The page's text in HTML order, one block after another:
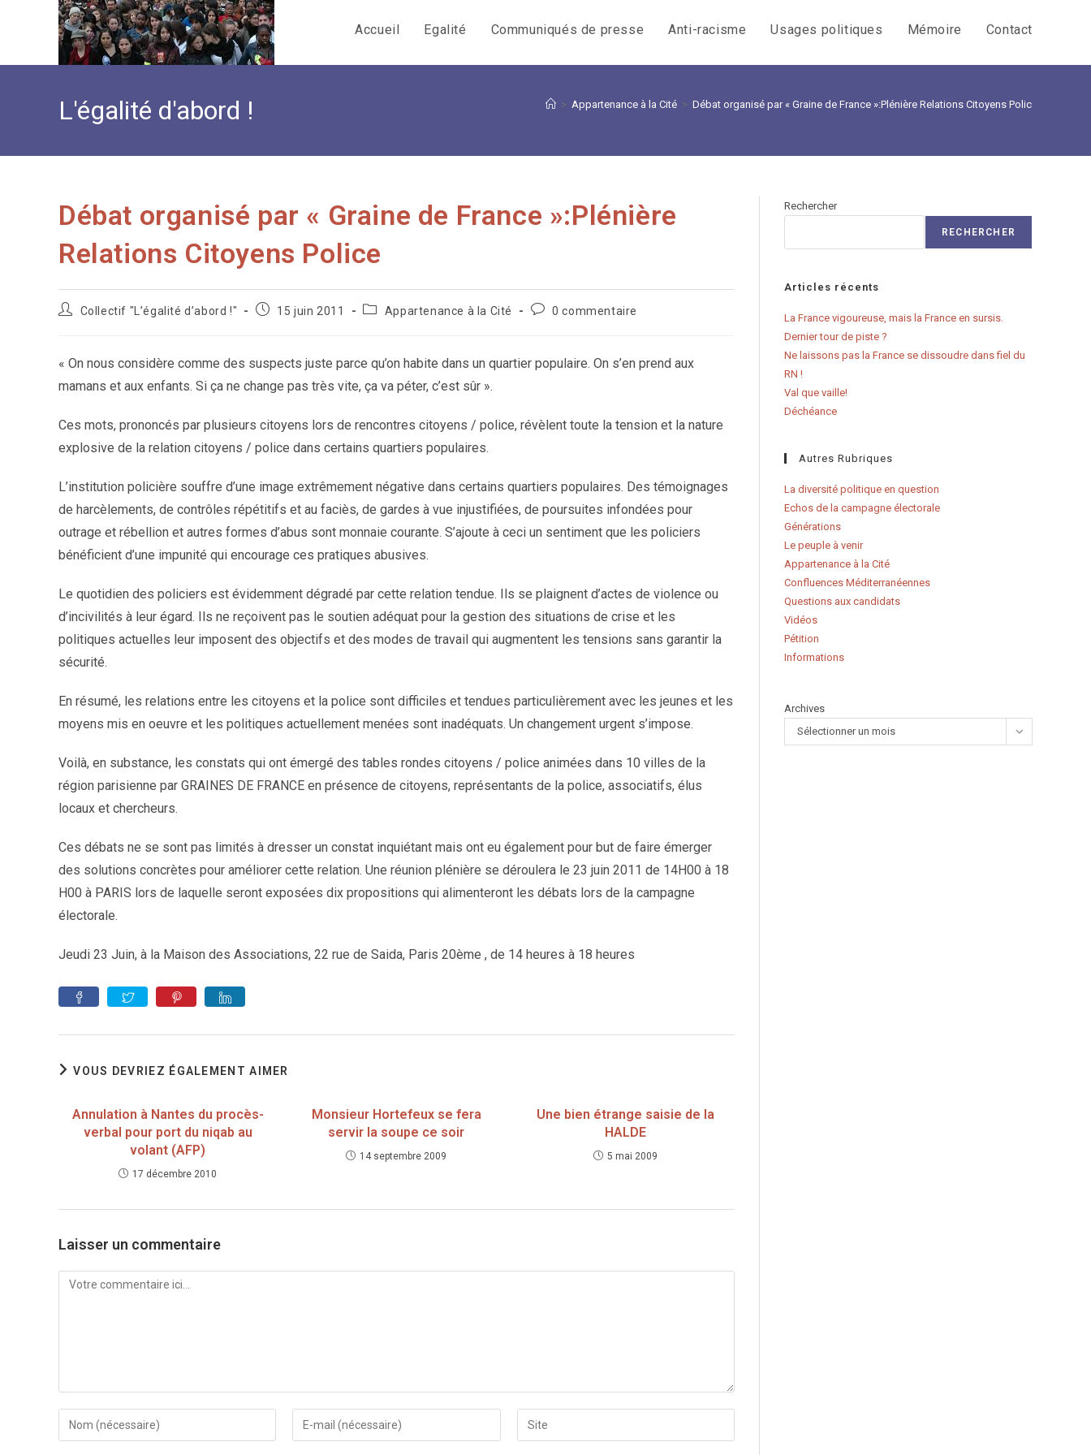
Accueil Egalité Communiqués de presse Anti-racisme Usages politiques Mémoire Contact
L'égalité d'abord ! > Appartenance à la Cité > Débat organisé par « Graine de France »:Plénière Relations Citoyens Police
Débat organisé par « Graine de France »:Plénière
Relations Citoyens Police
Auteur/autrice
Collectif "L’égalité d’abord !"
Publication
15 juin 2011
PostAppartenance à la Cité
Commentaires
0 commentaire
« On nous considère comme des suspects juste parce qu’on habite dans un quartier populaire. On s’en prend aux
mamans et aux enfants. Si ça ne change pas très vite, ça va péter, c’est sûr ».
Ces mots, prononcés par plusieurs citoyens lors de rencontres citoyens / police, révèlent toute la tension et la nature
explosive de la relation citoyens / police dans certains quartiers populaires.
L’institution policière souffre d’une image extrêmement négative dans certains quartiers populaires. Des témoignages
de harcèlements, de contrôles répétitifs et au faciès, de gardes à vue injustifiées, de poursuites infondées pour
outrage et rébellion et autres formes d’abus sont monnaie courante. S’ajoute à ceci un sentiment que les policiers
bénéficient d’une impunité qui encourage ces pratiques abusives.
Le quotidien des policiers est évidemment dégradé par cette relation tendue. Ils se plaignent d’actes de violence ou
d’incivilités à leur égard. Ils ne reçoivent pas le soutien adéquat pour la gestion des situations de crise et les
politiques actuelles leur imposent des objectifs et des modes de travail qui augmentent les tensions sans garantir la
sécurité.
En résumé, les relations entre les citoyens et la police sont difficiles et tendues particulièrement avec les jeunes et les
moyens mis en oeuvre et les politiques actuellement menées sont inadéquats. Un changement urgent s’impose.
Voilà, en substance, les constats qui ont émergé des tables rondes citoyens / police animées dans 10 villes de la
région parisienne par GRAINES DE FRANCE en présence de citoyens, représentants de la police, associatifs, élus
locaux et chercheurs.
Ces débats ne se sont pas limités à dresser un constat inquiétant mais ont eu également pour but de faire émerger
des solutions concrètes pour améliorer cette relation. Une réunion plénière se déroulera le 23 juin 2011 de 14H00 à 18
H00 à PARIS lors de laquelle seront exposées dix propositions qui alimenteront les débats lors de la campagne
électorale.
Jeudi 23 Juin, à la Maison des Associations, 22 rue de Saida, Paris 20ème , de 14 heures à 18 heures
VOUS DEVRIEZ ÉGALEMENT AIMER
Annulation à Nantes du procès-
verbal pour port du niqab au
volant (AFP)
17 décembre 2010
Monsieur Hortefeux se fera
servir la soupe ce soir
14 septembre 2009
Une bien étrange saisie de la
HALDE
5 mai 2009
Laisser un commentaire
Comment
Enter
your
Enter
your
Saisir
l’URL
Rechercher
RECHERCHER
Articles récents
La France vigoureuse, mais la France en sursis.
Dernier tour de piste ?
Ne laissons pas la France se dissoudre dans fiel du
RN !
Val que vaille!
Déchéance
Autres Rubriques
La diversité politique en question
Echos de la campagne électorale
Générations
Le peuple à venir
Appartenance à la Cité
Confluences Méditerranéennes
Questions aux candidats
Vidéos
Pétition
Informations
Archives
Sélectionner un mois